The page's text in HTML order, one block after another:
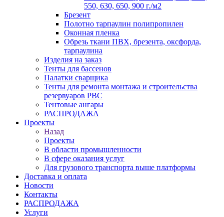
550, 630, 650, 900 г./м2
Брезент
Полотно тарпаулин полипропилен
Оконная пленка
Обрезь ткани ПВХ, брезента, оксфорда,
тарпаулина
Изделия на заказ
Тенты для бассенов
Палатки сварщика
Тенты для ремонта монтажа и строительства
резервуаров РВС
Тентовые ангары
РАСПРОДАЖА
Проекты
Назад
Проекты
В области промышленности
В сфере оказания услуг
Для грузового транспорта выше платформы
Доставка и оплата
Новости
Контакты
РАСПРОДАЖА
Услуги